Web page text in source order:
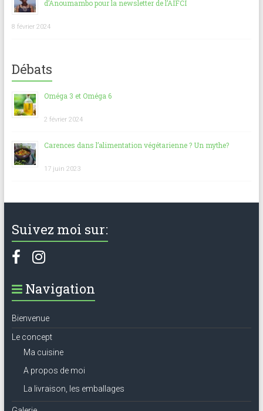
d’Anoumambo pour la newsletter de l’AIFCI
8 février 2024
Débats
Oméga 3 et Oméga 6
2 février 2024
Carences dans l’alimentation végétarienne ? Un mythe?
17 juin 2023
Suivez moi sur:
Navigation
Bienvenue
Le concept
Ma cuisine
A propos de moi
La livraison, les emballages